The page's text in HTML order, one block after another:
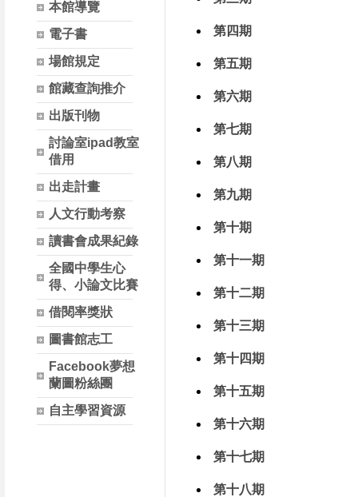
本館導覽
電子書
場館規定
館藏查詢推介
出版刊物
討論室ipad教室
借用
出走計畫
人文行動考察
讀書會成果紀錄
全國中學生心
得、小論文比賽
借閱率獎狀
圖書館志工
Facebook夢想
蘭圖粉絲團
自主學習資源
第四期
第五期
第六期
第七期
第八期
第九期
第十期
第十一期
第十二期
第十三期
第十四期
第十五期
第十六期
第十七期
第十八期